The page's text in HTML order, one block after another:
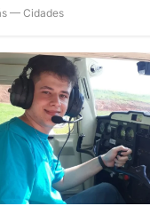
— Cidades